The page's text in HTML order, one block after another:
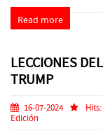
Read more
LECCIONES
TRUMP
16-07-2024 Hits:
Edición